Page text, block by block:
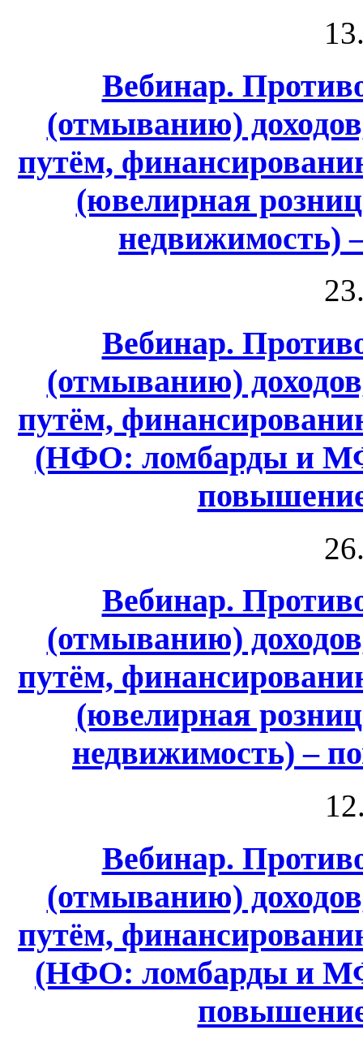
Вебинар.
(отмыванию)
путём,
(ювелирная
недвижимость)
Вебинар.
(отмыванию)
путём,
(НФО: ломбарды и
Вебинар.
(отмыванию)
путём,
(ювелирная
недвижимость) –
Вебинар.
(отмыванию)
путём,
(НФО: ломбарды и